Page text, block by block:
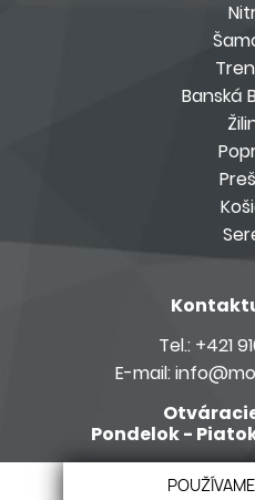
Banská
Tel.: +421
E-mail:
Pondelok -
Členom siete